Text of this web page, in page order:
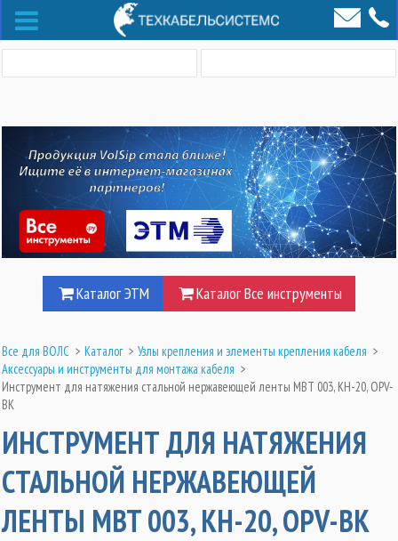
Каталог ЭТМ Каталог Все инструменты
Все для ВОЛС > Каталог > Узлы крепления и элементы крепления кабеля >
Аксессуары и инструменты для монтажа кабеля >
Инструмент для натяжения стальной нержавеющей ленты MBT 003, КН-20, OPV-
BK
ИНСТРУМЕНТ ДЛЯ НАТЯЖЕНИЯ
СТАЛЬНОЙ НЕРЖАВЕЮЩЕЙ
ЛЕНТЫ MBT 003, КН-20, OPV-BK